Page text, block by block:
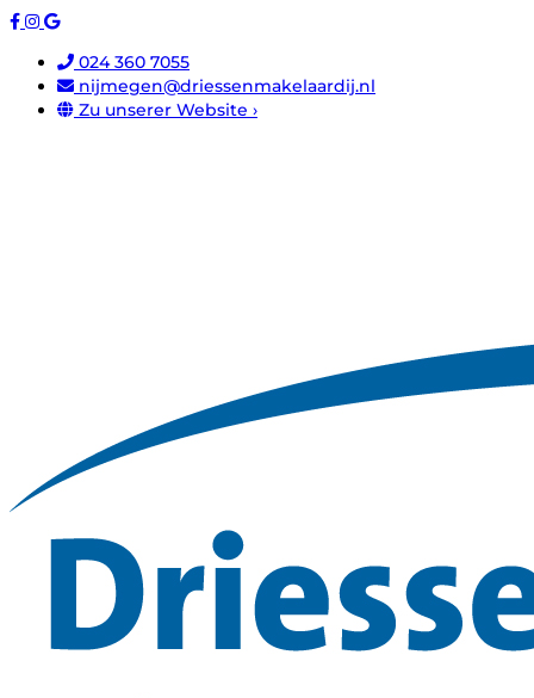
024 360 7055
nijmegen@driessenmakelaardij.nl
Zu unserer Website ›